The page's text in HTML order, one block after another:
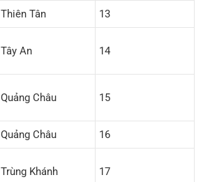
Thiên Tân 13
Tây An 14
Quảng Châu 15
Quảng Châu 16
Trùng Khánh 17